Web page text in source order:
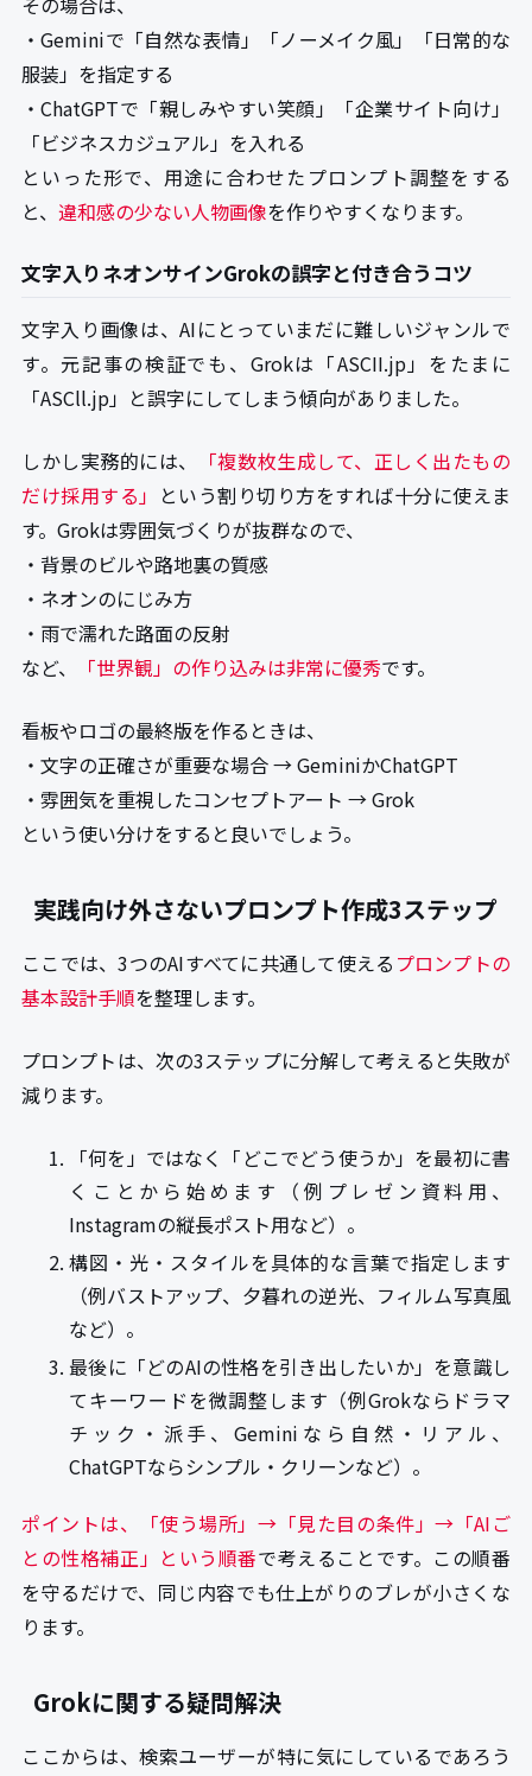
・Geminiで「自然な表情」「ノーメイク風」「日常的な
服装」を指定する
・ChatGPTで「親しみやすい笑顔」「企業サイト向け」
「ビジネスカジュアル」を入れる
といった形で、用途に合わせたプロンプト調整をする
と、 違和感の少ない人物画像を作りやすくなります。
文字入りネオンサインGrokの誤字と付き合うコツ
文字入り画像は、AIにとっていまだに難しいジャンルで
す。元記事の検証でも、Grokは「ASCII.jp」をたまに
「ASCll.jp」と誤字にしてしまう傾向がありました。
しかし実務的には、
「複数枚生成して、正しく出たもの
だけ採用する」 という割り切り方をすれば十分に使えま
す。Grokは雰囲気づくりが抜群なので、
・背景のビルや路地裏の質感
・ネオンのにじみ方
・雨で濡れた路面の反射
など、
「世界観」の作り込みは非常に優秀です。
看板やロゴの最終版を作るときは、
・文字の正確さが重要な場合 → GeminiかChatGPT
・雰囲気を重視したコンセプトアート → Grok
という使い分けをすると良いでしょう。
実践向け外さないプロンプト作成3ステップ
ここでは、3つのAIすべてに共通して使える プロンプトの
基本設計手順を整理します。
プロンプトは、次の3ステップに分解して考えると失敗が
減ります。
「何を」ではなく「どこでどう使うか」を最初に書
くことから始めます（例プレゼン資料用、
Instagramの縦長ポスト用など）。
構図・光・スタイルを具体的な言葉で指定します
（例バストアップ、夕暮れの逆光、フィルム写真風
など）。
最後に「どのAIの性格を引き出したいか」を意識し
てキーワードを微調整します（例Grokならドラマ
チック・派手、Geminiなら自然・リアル、
ChatGPTならシンプル・クリーンなど）。
ポイントは、「使う場所」→「見た目の条件」→「AIご
との性格補正」という順番で考えることです。この順番
を守るだけで、同じ内容でも仕上がりのブレが小さくな
ります。
Grokに関する疑問解決
ここからは、検索ユーザーが特に気にしているであろう